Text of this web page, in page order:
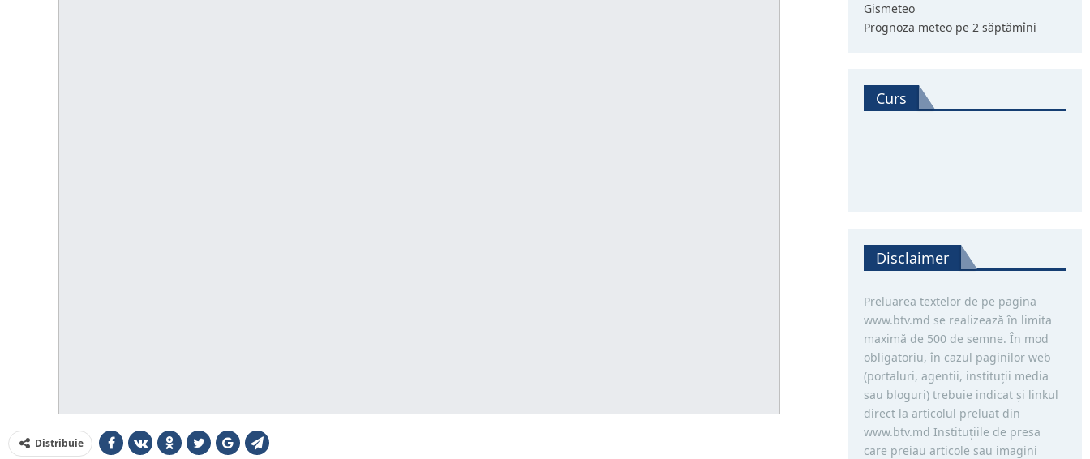
Distribuie
Gismeteo
Prognoza meteo pe 2 săptămîni
Curs
Disclaimer
Preluarea textelor de pe pagina
www.btv.md se realizează în limita
maximă de 500 de semne. În mod
obligatoriu, în cazul paginilor web
(portaluri, agentii, instituţii media
sau bloguri) trebuie indicat şi linkul
direct la articolul preluat din
www.btv.md Instituţiile de presa
care preiau articole sau imagini